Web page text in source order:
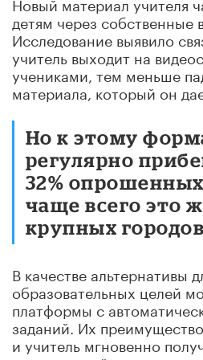
детям через собственные
Исследование выявило
учитель выходит на
учениками, тем меньше
материала, который он
Но к этому
регулярно
32%
чаще всего это
крупных
В качестве альтернативы
образовательных целей
платформы с
заданий. Их
и учитель мгновенно